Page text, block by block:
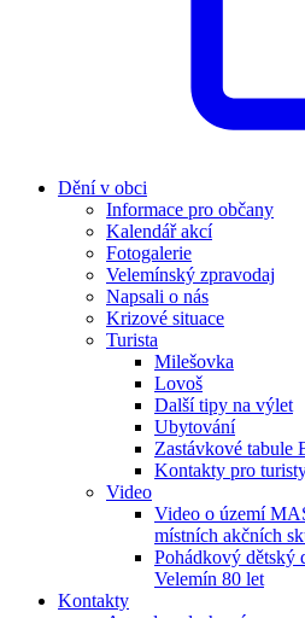
Dění v obci
Informace pro občany
Kalendář akcí
Fotogalerie
Velemínský zpravodaj
Napsali o nás
Krizové situace
Turista
Milešovka
Lovoš
Další tipy na výlet
Ubytování
Zastávkové tabule
Kontakty pro
Video
Video o území
místních akčních
Pohádkový dětský
Velemín 80 let
Kontakty